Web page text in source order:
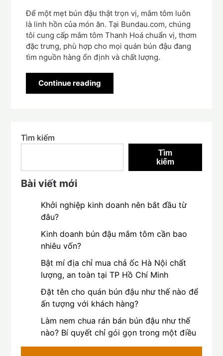
Để một mẹt bún đậu thật trọn vị, mắm tôm luôn
là linh hồn của món ăn. Tại Bundau.com, chúng
tôi cung cấp mắm tôm Thanh Hoá chuẩn vị, thơm
đặc trưng, phù hợp cho mọi quán bún đậu đang
tìm nguồn hàng ổn định và chất lượng.
Continue reading
Tìm kiếm
Tìm
kiếm
Bài viết mới
Khởi nghiệp kinh doanh nên bắt đầu từ
đâu?
Kinh doanh bún đậu mắm tôm cần bao
nhiêu vốn?
Bật mí địa chỉ mua chả ốc Hà Nội chất
lượng, an toàn tại TP Hồ Chí Minh
Đặt tên cho quán bún đậu như thế nào để
ấn tượng với khách hàng?
Làm nem chua rán bán bún đậu như thế
nào? Bí quyết chỉ gói gọn trong một điều